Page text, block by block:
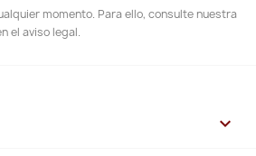
momento. Para ello, consulte nuestra
el aviso legal.
